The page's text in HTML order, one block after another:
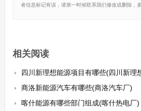
者信息标记有误，请第一时候联系我们修改或删除，多
相关阅读
四川新理想能源项目有哪些(四川新理想能源
商洛新能源汽车有哪些(商洛汽车厂)
喀什能源有哪些部门组成(喀什热电厂)